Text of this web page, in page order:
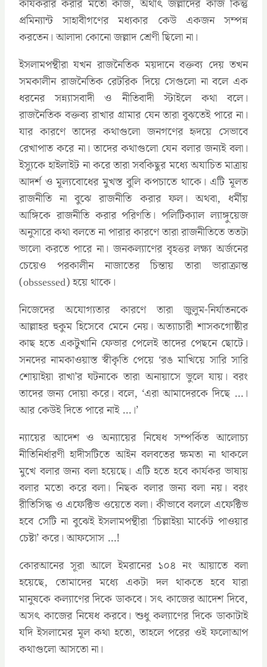
কার্যকরার করার মতো কাজ, অর্থাৎ জল্লাদের কাজ কিন্তু
প্রমিন্যান্ট সাহাবীগণের মধ্যকার কেউ একজন সম্পন্ন
করতেন। আলাদা কোনো জল্লাদ শ্রেণী ছিলো না।
ইসলামপন্থীরা যখন রাজনৈতিক ময়দানে বক্তব্য দেয় তখন
সমকালীন রাজনৈতিক রেটরিক দিয়ে সেগুলো না বলে এক
ধরনের সন্ন্যাসবাদী ও নীতিবাদী স্টাইলে কথা বলে।
রাজনৈতিক বক্তব্য রাখার গ্রামার যেন তারা বুঝতেই পারে না।
যার কারণে তাদের কথাগুলো জনগণের হৃদয়ে সেভাবে
রেখাপাত করে না। তাদের কথাগুলো যেন বলার জন্যই বলা।
ইস্যুকে হাইলাইট না করে তারা সবকিছুর মধ্যে অযাচিত মাত্রায়
আদর্শ ও মূল্যবোধের মুখস্ত বুলি কপচাতে থাকে। এটি মূলত
রাজনীতি না বুঝে রাজনীতি করার ফল। অথবা, ধর্মীয়
আঙ্গিকে রাজনীতি করার পরিণতি। পলিটিক্যাল ল্যাঙ্গুয়েজ
অনুসারে কথা বলতে না পারার কারণে তারা রাজনীতিতে ততটা
ভালো করতে পারে না। জনকল্যাণের বৃহত্তর লক্ষ্য অর্জনের
চেয়েও পরকালীন নাজাতের চিন্তায় তারা ভারাক্রান্ত
(obssessed) হয়ে থাকে।
নিজেদের অযোগ্যতার কারণে তারা জুলুম-নির্যাতনকে
আল্লাহর হুকুম হিসেবে মেনে নেয়। অত্যাচারী শাসকগোষ্ঠীর
কাছ হতে একটুখানি ফেভার পেলেই তাদের পেছনে ছোটে।
সনদের নামকাওয়াস্ত স্বীকৃতি পেয়ে ‘রঙ মাখিয়ে সারি সারি
শোয়াইয়া রাখা’র ঘটনাকে তারা অনায়াসে ভুলে যায়। বরং
তাদের জন্য দোয়া করে। বলে, ‘এরা আমাদেরকে দিছে …।
আর কেউই দিতে পারে নাই …।’
ন্যায়ের আদেশ ও অন্যায়ের নিষেধ সম্পর্কিত আলোচ্য
নীতিনির্ধারণী হাদীসটিতে আইন বলবতের ক্ষমতা না থাকলে
মুখে বলার জন্য বলা হয়েছে। এটি হতে হবে কার্যকর ভাষায়
বলার মতো করে বলা। নিছক বলার জন্য বলা নয়। বরং
রীতিসিদ্ধ ও এফেক্টিভ ওয়েতে বলা। কীভাবে বললে এফেক্টিভ
হবে সেটি না বুঝেই ইসলামপন্থীরা ‘চিল্লাইয়া মার্কেট পাওয়ার
চেষ্টা’ করে। আফসোস …!
কোরআনের সূরা আলে ইমরানের ১০৪ নং আয়াতে বলা
হয়েছে, তোমাদের মধ্যে একটা দল থাকতে হবে যারা
মানুষকে কল্যাণের দিকে ডাকবে। সৎ কাজের আদেশ দিবে,
অসৎ কাজের নিষেধ করবে। শুধু কল্যাণের দিকে ডাকাটাই
যদি ইসলামের মূল কথা হতো, তাহলে পরের ওই ফলোআপ
কথাগুলো আসতো না।